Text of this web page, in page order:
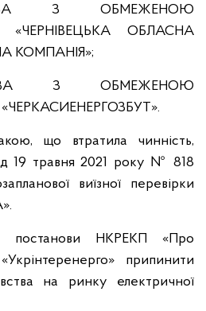
З ОБМЕЖЕНОЮ
«ЧЕРНІВЕЦЬКА ОБЛАСНА
КОМПАНІЯ»;
З ОБМЕЖЕНОЮ
що втратила чинність,
19 травня 2021 року № 818
виїзної перевірки
постанови НКРЕКП «Про
припинити
на ринку електричної